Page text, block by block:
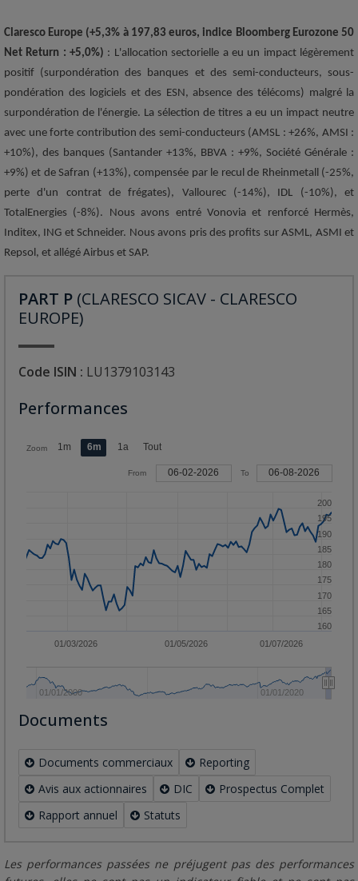
Claresco Europe (+5,3% à 197,83 euros, indice Bloomberg Eurozone 50
Net Return : +5,0%) : L'allocation sectorielle a eu un impact légèrement
positif (surpondération des banques et des semi-conducteurs, sous-
pondération des logiciels et des ESN, absence des télécoms) malgré la
surpondération de l'énergie. La sélection de titres a eu un impact neutre
avec une forte contribution des semi-conducteurs (AMSL : +26%, AMSI :
+10%), des banques (Santander +13%, BBVA : +9%, Société Générale :
+9%) et de Safran (+13%), compensée par le recul de Rheinmetall (-25%,
perte d'un contrat de frégates), Vallourec (-14%), IDL (-10%), et
TotalEnergies (-8%). Nous avons entré Vonovia et renforcé Hermès,
Inditex, ING et Schneider. Nous avons pris des profits sur ASML, ASMI et
Repsol, et allégé Airbus et SAP.
PART P (CLARESCO SICAV - CLARESCO
EUROPE)
Code ISIN : LU1379103143
Performances
01/03/2026 01/05/2026 01/07/2026
01/01/2000 01/01/2020
160
165
170
175
180
185
190
195
200
Zoom 1m 6m 1a Tout
From 06-02-2026 To 06-08-2026
Documents
Documents commerciaux
Reporting
Avis aux actionnaires
DIC
Prospectus Complet
Rapport annuel
Statuts
Les performances passées ne préjugent pas des performances
04/2026
06/2026
08/2026
01/01/2024
125